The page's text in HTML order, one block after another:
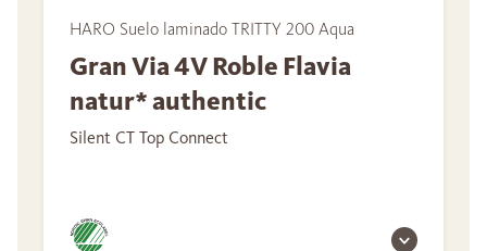
HARO Suelo laminado TRITTY 200 Aqua
Gran Via 4V Roble Flavia
natur* authentic
Silent CT Top Connect